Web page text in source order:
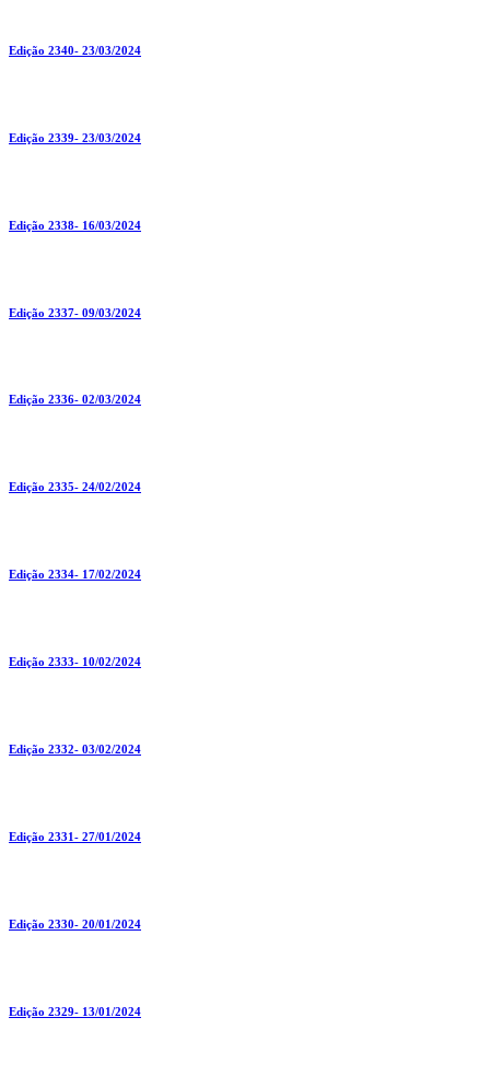
Edição 2340- 23/03/2024
Edição 2339- 23/03/2024
Edição 2338- 16/03/2024
Edição 2337- 09/03/2024
Edição 2336- 02/03/2024
Edição 2335- 24/02/2024
Edição 2334- 17/02/2024
Edição 2333- 10/02/2024
Edição 2332- 03/02/2024
Edição 2331- 27/01/2024
Edição 2330- 20/01/2024
Edição 2329- 13/01/2024